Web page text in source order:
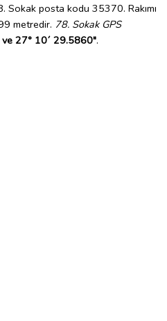
posta kodu 35370. Rakımı
metredir. 78. Sokak GPS
27° 10´ 29.5860".